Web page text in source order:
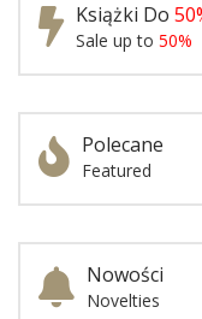
Książki Do
Sale up to 50%
Polecane
Featured
Nowości
Novelties